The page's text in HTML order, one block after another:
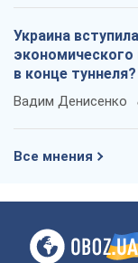
Украина
экономического
в конце туннеля?
Вадим Денисенко
Все мнения